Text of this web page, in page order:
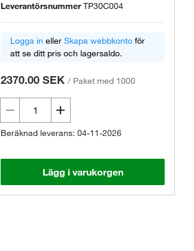
Leverantörsnummer TP30C004
Logga in eller Skapa webbkonto för
att se ditt pris och lagersaldo.
2370.00 SEK / Paket med 1000
Beräknad leverans: 04-11-2026
Lägg i varukorgen